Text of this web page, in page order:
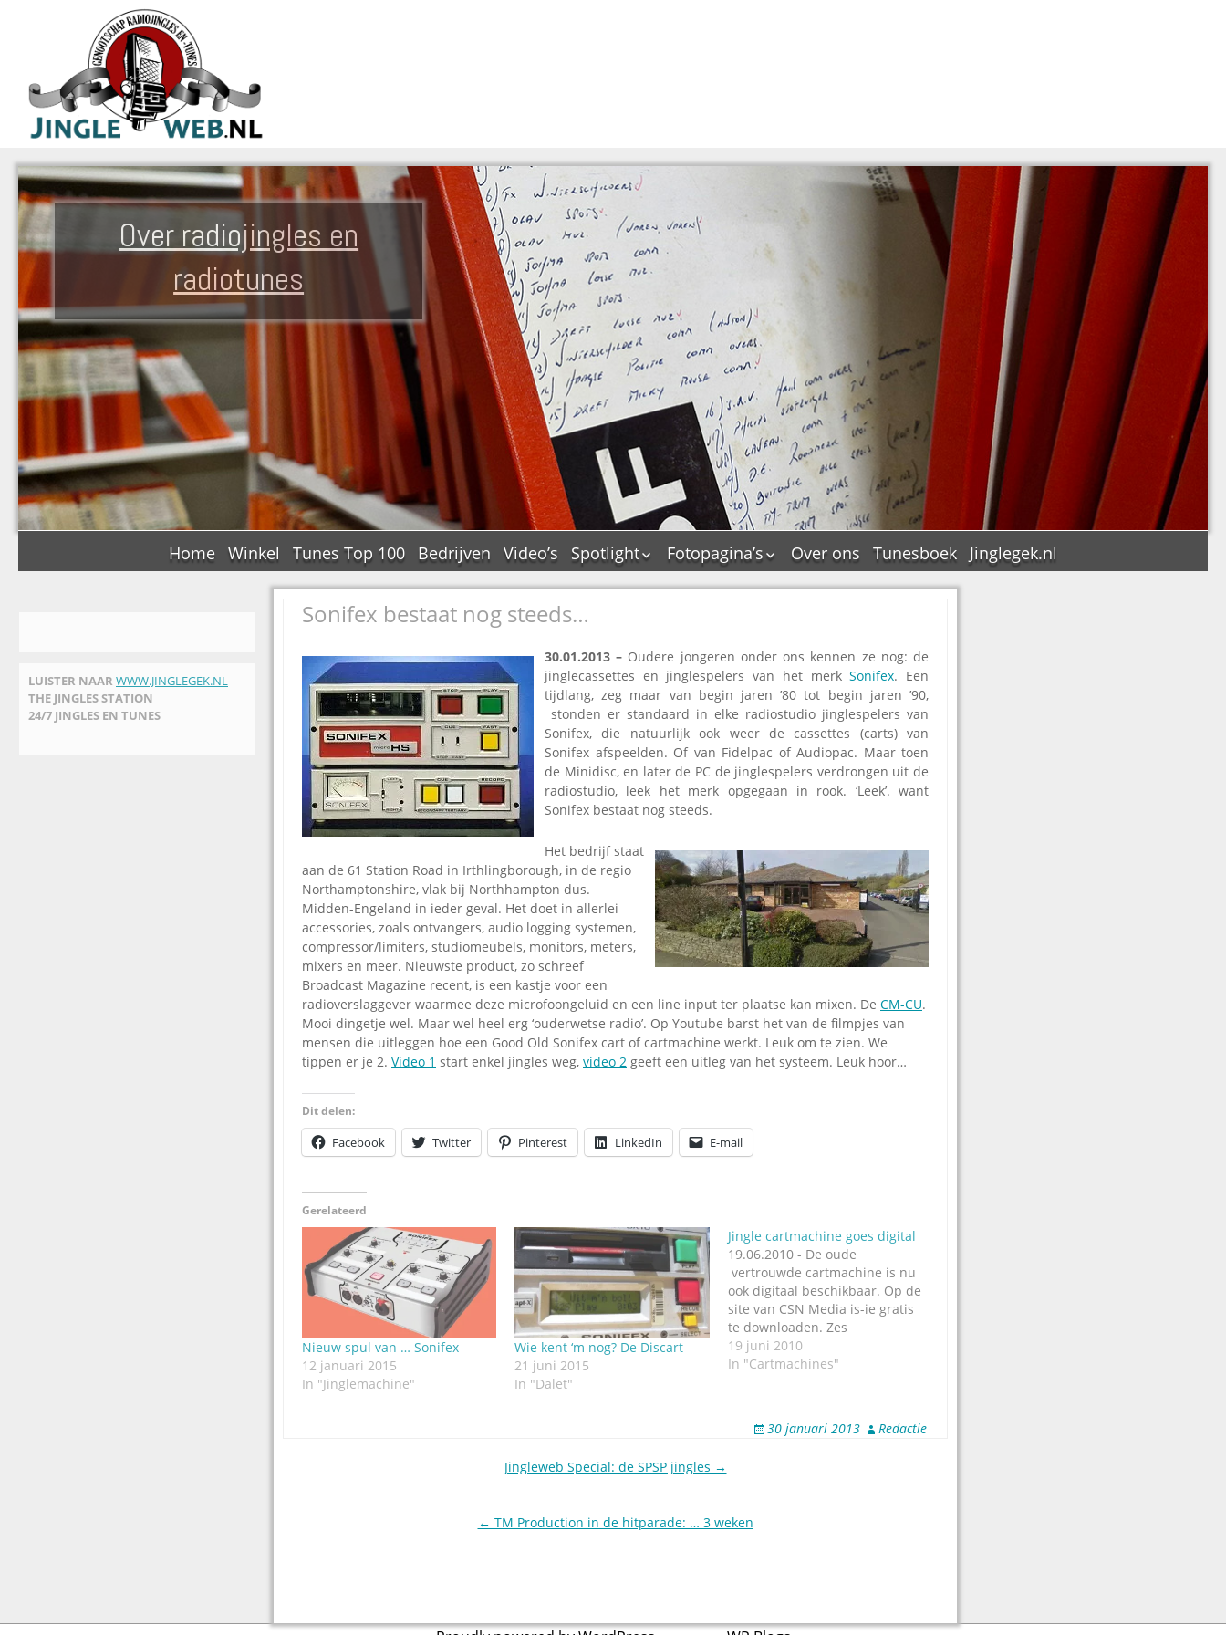
Over radiojingles en
radiotunes
Home Winkel Tunes Top 100 Bedrijven Video’s
Spotlight
De Tourflitsjingle –
Jingledemo’s en hun
Dallas jingle city
De Tourtune
Ferry Maat 65
Ferry Maat interview
Jingle Awards
Jingle NIEUW
Stoomfluit Klaas
Vaak
Uitvinding
jinglecassette
Fotopagina’s
JAM in pictures
Pepper & Tanner in
pictures
Top Format in
pictures
Dik Voormekaar in
foto’s
Over ons Tunesboek Jinglegek.nl
LUISTER NAAR WWW.JINGLEGEK.NL
THE JINGLES STATION
24/7 JINGLES EN TUNES
Sonifex bestaat nog steeds…
30.01.2013 – Oudere jongeren onder ons kennen ze nog: de
jinglecassettes en jinglespelers van het merkSonifex. Een
tijdlang, zeg maar van begin jaren ’80 tot begin jaren ’90,
stonden er standaard in elke radiostudio jinglespelers van
Sonifex, die natuurlijk ook weer de cassettes (carts) van
Sonifex afspeelden. Of van Fidelpac of Audiopac. Maar toen
de Minidisc, en later de PC de jinglespelers verdrongen uit de
radiostudio, leek het merk opgegaan in rook. ‘Leek’. want
Sonifex bestaat nog steeds.
Het bedrijf staat
aan de 61 Station Road in Irthlingborough, in de regio
Northamptonshire, vlak bij Northhampton dus.
Midden-Engeland in ieder geval. Het doet in allerlei
accessories, zoals ontvangers, audio logging systemen,
compressor/limiters, studiomeubels, monitors, meters,
mixers en meer. Nieuwste product, zo schreef
Broadcast Magazine recent, is een kastje voor een
radioverslaggever waarmee deze microfoongeluid en een line input ter plaatse kan mixen. De CM-CU.
Mooi dingetje wel. Maar wel heel erg ‘ouderwetse radio’. Op Youtube barst het van de filmpjes van
mensen die uitleggen hoe een Good Old Sonifex cart of cartmachine werkt. Leuk om te zien. We
tippen er je 2. Video 1 start enkel jingles weg, video 2 geeft een uitleg van het systeem. Leuk hoor…
Dit delen:
Facebook Twitter Pinterest LinkedIn E-mail
Gerelateerd
Nieuw spul van … Sonifex
12 januari 2015
In "Jinglemachine"
Wie kent ‘m nog? De Discart
21 juni 2015
In "Dalet"
Jingle cartmachine goes digital
19.06.2010 - De oude
vertrouwde cartmachine is nu
ook digitaal beschikbaar. Op de
site van CSN Media is-ie gratis
te downloaden. Zes
jingleplayers in de vorm van de
oude cartmachine, die verdacht
hulp van je
19 juni 2010
In "Cartmachines"
30 januari 2013 Redactie
Jingleweb Special: de SPSP jingles →
← TM Production in de hitparade: … 3 weken